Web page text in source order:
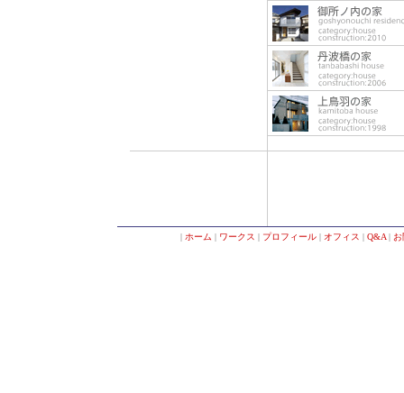
| ホーム | ワークス | プロフィール| オフィス | Q&A|